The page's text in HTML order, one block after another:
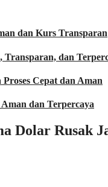
dan Kurs Transparan
dan
Cepat dan Aman
dan Terpercaya
Dolar Rusak